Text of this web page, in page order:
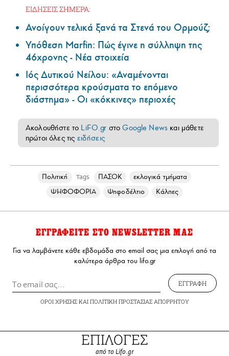
ΕΙΔΗΣΕΙΣ ΣΗΜΕΡΑ:
Ανοίγουν τελικά ξανά τα Στενά του Ορμούζ;
Υπόθεση Marfin: Πώς έγινε η σύλληψη της
46χρονης - Νέα στοιχεία
Ιός Δυτικού Νείλου: «Αναμένονται
περισσότερα κρούσματα το επόμενο
διάστημα» - Οι «κόκκινες» περιοχές
Ακολουθήστε το LiFO.gr στοGoogle News και μάθετε
πρώτοι όλες τις ειδήσεις
Πολιτική Tags ΠΑΣΟΚ
εκλογικά τμήματα
ΨΗΦΟΦΟΡΙΑ
Ψηφοδέλτιο Κάλπες
ΕΓΓΡΑΦΕΙΤΕ ΣΤΟ NEWSLETTER ΜΑΣ
Για να λαμβάνετε κάθε εβδομάδα στο email σας μια επιλογή από τα
καλύτερα άρθρα του lifo.gr
ΕΓΓΡΑΦΗ
ΟΡΟΙ ΧΡΗΣΗΣΚΑΙ ΠΟΛΙΤΙΚΗ ΠΡΟΣΤΑΣΙΑΣ ΑΠΟΡΡΗΤΟΥ
ΕΠΙΛΟΓΕΣ
από το Lifo.gr